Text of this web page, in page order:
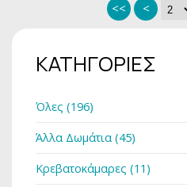
<< <
ΚΑΤΗΓΟΡΙΕΣ
Όλες (196)
Άλλα Δωμάτια (45)
Κρεβατοκάμαρες (11)